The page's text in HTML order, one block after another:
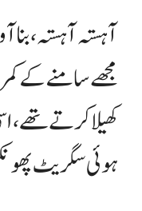
آہستہ آہستہ، بنا
مجھے سامنے کے
کھیلا کرتے تھے،
ہوئی سگریٹ